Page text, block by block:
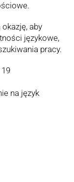
aby
językowe,
pracy.
na język